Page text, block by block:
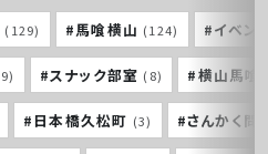
(129) #馬喰横山 (124) #イベン
#スナック部室 (8) #横山馬喰
#日本橋久松町 (3) #さんかく問